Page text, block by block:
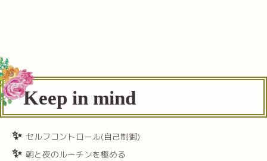
Keep in mind
セルフコントロール(自己制御)
朝と夜のルーチンを極める